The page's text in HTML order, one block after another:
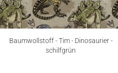
Baumwollstoff - Tim - Dinosaurier -
schilfgrün